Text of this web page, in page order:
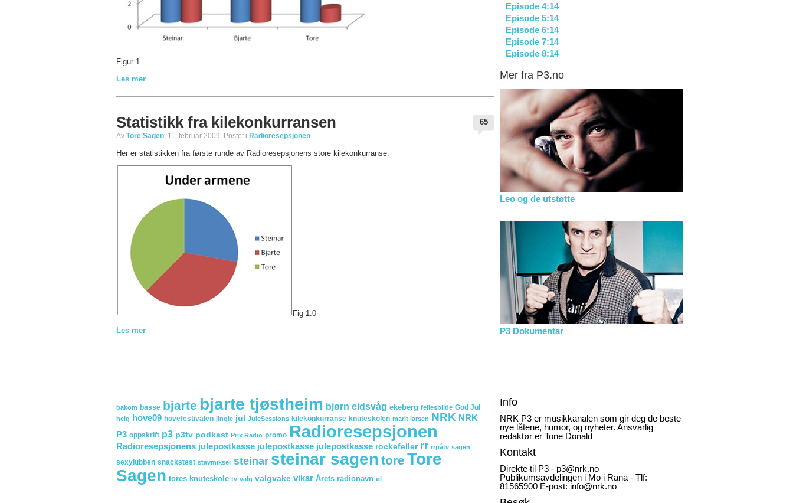
Figur 1.
Les mer
Statistikk fra kilekonkurransen
Av Tore Sagen, 11. februar 2009. Postet i Radioresepsjonen
65
Her er statistikken fra første runde av Radioresepsjonens store kilekonkurranse.
Fig 1.0
Les mer
Episode 4:14
Episode 5:14
Episode 6:14
Episode 7:14
Episode 8:14
Mer fra P3.no
Leo og de utstøtte
P3 Dokumentar
bakom basse bjarte bjarte tjøstheim bjørn eidsvåg ekeberg fellesbilde God Jul
helg hove09 hovefestivalen jingle jul JuleSessions kilekonkurranse knuteskolen marit larsen NRK NRK
P3 oppskrift p3 p3tv podkast Prix Radio promo Radioresepsjonen
Radioresepsjonens julepostkasse julepostkasse julepostkasse rockefeller rr rrpåtv sagen
sexylubben snackstest stavmikser steinar steinar sagen tore Tore
Sagen tores knuteskole tv valg valgvake vikar Årets radionavn øl
Info
NRK P3 er musikkanalen som gir deg de beste
nye låtene, humor, og nyheter. Ansvarlig
redaktør er Tone Donald
Kontakt
Direkte til P3 - p3@nrk.no
Publikumsavdelingen i Mo i Rana - Tlf:
81565900 E-post: info@nrk.no